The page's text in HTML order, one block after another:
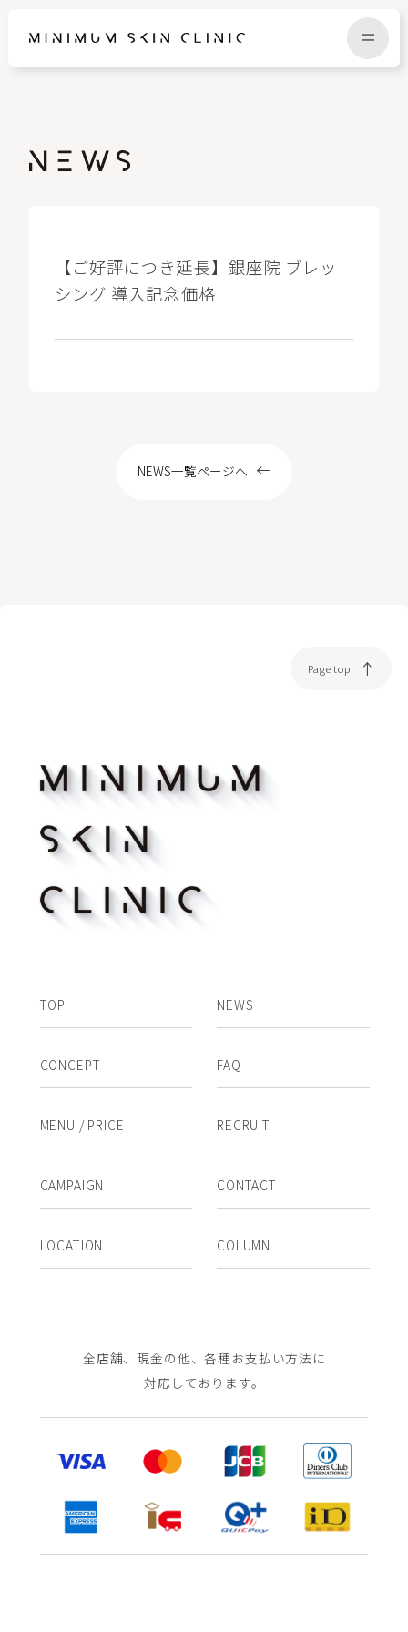
【ご好評につき延長】銀座院 ブレッ
シング 導入記念価格
NEWS一覧ページへ
Page top
TOP
CONCEPT
MENU / PRICE
CAMPAIGN
LOCATION
NEWS
FAQ
RECRUIT
CONTACT
COLUMN
全店舗、現金の他、各種お支払い方法に
対応しております。
CAMPAIGN
MENU / PRICE
RECRUIT
CONTACT